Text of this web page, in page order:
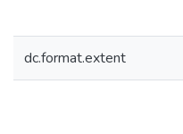
dc.format.extent